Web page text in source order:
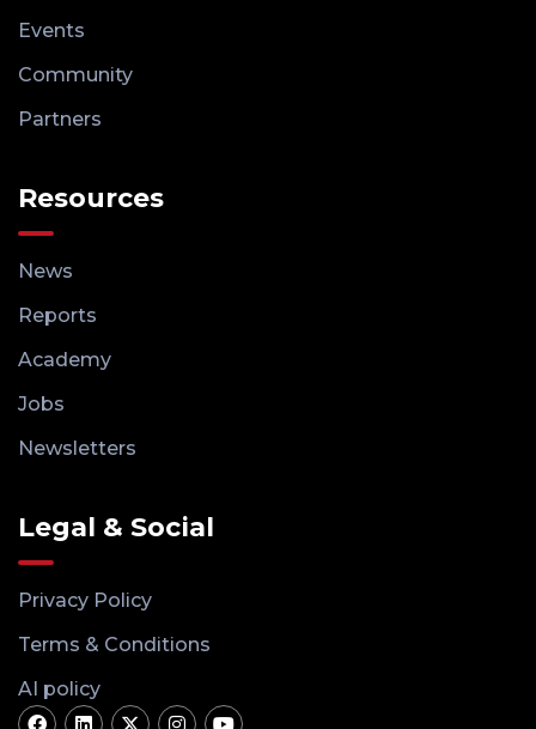
Events
Community
Partners
Resources
News
Reports
Academy
Jobs
Newsletters
Legal & Social
Privacy Policy
Terms & Conditions
AI policy